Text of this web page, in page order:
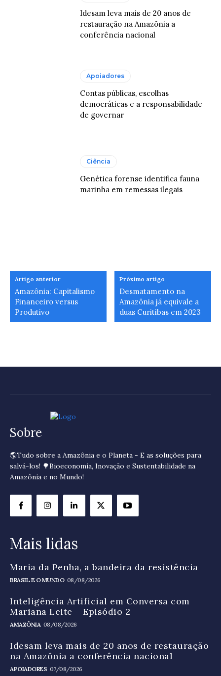
Idesam leva mais de 20 anos de
restauração na Amazônia a
conferência nacional
Apoiadores
Contas públicas, escolhas
democráticas e a responsabilidade
de governar
Ciência
Genética forense identifica fauna
marinha em remessas ilegais
Artigo anterior
Amazônia: Capitalismo
Financeiro versus
Produtivo
Próximo artigo
Desmatamento na
Amazônia já equivale a
duas Curitibas em 2023
Sobre
🌎Tudo sobre a Amazônia e o Planeta - E as soluções para
salvá-los! 🌳Bioeconomia, Inovação e Sustentabilidade na
Amazônia e no Mundo!
Mais lidas
Maria da Penha, a bandeira da resistência
BRASIL E O MUNDO 08/08/2026
Inteligência Artificial em Conversa com
Mariana Leite – Episódio 2
AMAZÔNIA 08/08/2026
Idesam leva mais de 20 anos de restauração
na Amazônia a conferência nacional
APOIADORES 07/08/2026